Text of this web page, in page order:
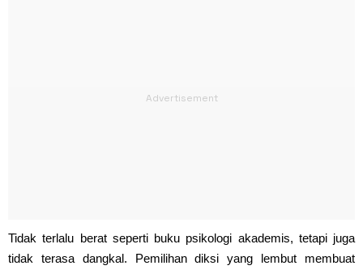
Tidak terlalu berat seperti buku psikologi akademis, tetapi juga
tidak terasa dangkal. Pemilihan diksi yang lembut membuat